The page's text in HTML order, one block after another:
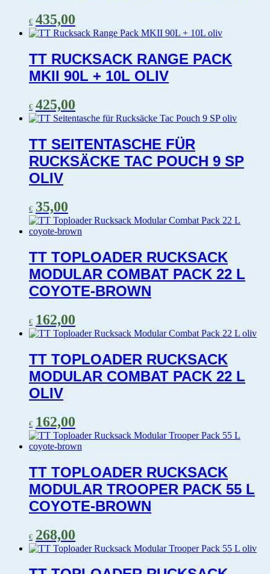
€ 435,00
TT RUCKSACK RANGE PACK
MKII 90L + 10L OLIV
€ 425,00
TT SEITENTASCHE FÜR
RUCKSÄCKE TAC POUCH 9 SP
OLIV
€ 35,00
TT TOPLOADER RUCKSACK
MODULAR COMBAT PACK 22 L
COYOTE-BROWN
€ 162,00
TT TOPLOADER RUCKSACK
MODULAR COMBAT PACK 22 L
OLIV
€ 162,00
TT TOPLOADER RUCKSACK
MODULAR TROOPER PACK 55 L
COYOTE-BROWN
€ 268,00